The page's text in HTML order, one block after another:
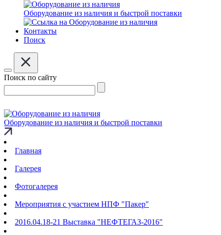
Оборудование из наличия и быстрой поставки
Контакты
Поиск
Поиск по сайту
Оборудование из наличия и быстрой поставки
Главная
Галерея
Фотогалерея
Мероприятия с участием НПФ "Пакер"
2016.04.18-21 Выставка "НЕФТЕГАЗ-2016"